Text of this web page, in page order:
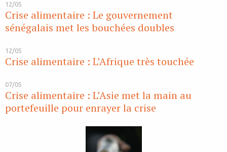
12/05
Crise alimentaire : Le gouvernement
sénégalais met les bouchées doubles
12/05
Crise alimentaire : L’Afrique très touchée
07/05
Crise alimentaire : L’Asie met la main au
portefeuille pour enrayer la crise